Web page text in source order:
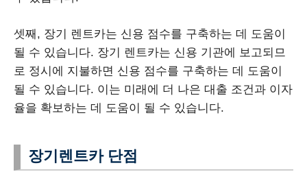
셋째, 장기 렌트카는 신용 점수를 구축하는 데 도움이
될 수 있습니다. 장기 렌트카는 신용 기관에 보고되므
로 정시에 지불하면 신용 점수를 구축하는 데 도움이
될 수 있습니다. 이는 미래에 더 나은 대출 조건과 이자
율을 확보하는 데 도움이 될 수 있습니다.
장기렌트카 단점